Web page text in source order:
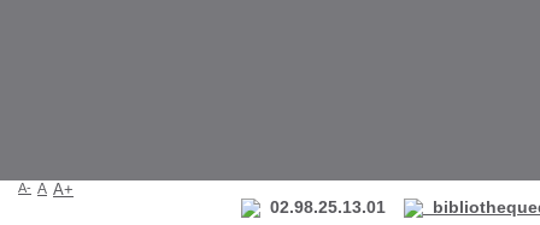
02.98.25.13.01
A- A A+